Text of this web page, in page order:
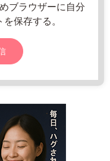
ブラウザーに自分
保存する。